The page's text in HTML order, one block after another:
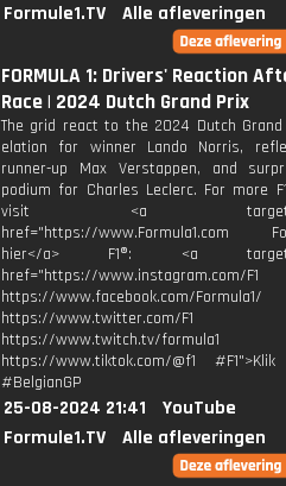
Formule1.TV
Alle afleveringen
FORMULA 1: Drivers' Reaction
Race | 2024 Dutch Grand Prix
The grid react to the 2024 Dutch
elation for winner Lando Norris,
runner-up Max Verstappen, and
podium for Charles Leclerc. For more
visit <a
href="https://www.Formula1.com
hier</a> F1®: <a
href="https://www.instagram.com/F1
https://www.facebook.com/Formula1/
https://www.twitter.com/F1
https://www.twitch.tv/formula1
https://www.tiktok.com/@f1
#BelgianGP
25-08-2024 21:41
YouTube
Formule1.TV
Alle afleveringen